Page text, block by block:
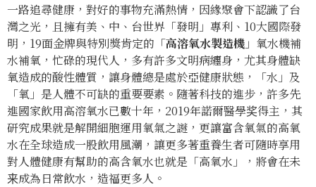
一路追尋健康，對好的事物充滿熱情，因緣聚會下認識了台
灣之光，且擁有美、中、台世界「發明」專利、10大國際發
明，19面金牌與特別獎肯定的「高溶氧水製造機 」氧水機補
水補氧，忙碌的現代人，多有許多文明病纏身，尤其身體缺
氧造成的酸性體質，讓身體總是處於亞健康狀態，「水」及
「氧」是人體不可缺的重要要素。隨著科技的進步，許多先
進國家飲用高溶氧水已數十年，2019年諾爾醫學奖得主，其
研究成果就是解開細胞運用氧氣之謎，更讓富含氧氣的高氧
水在全球造成一股飲用風潮，讓更多著重養生者可隨時享用
對人體健康有幫助的高含氧水也就是「高氧水」，將會在未
来成為日常飲水，造福更多人。